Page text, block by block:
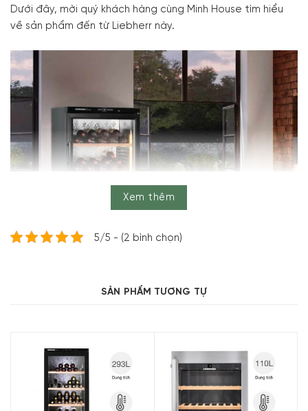
Dưới đây, mời quý khách hàng cùng Minh House tìm hiểu
về sản phẩm đến từ Liebherr này.
Thông số kỹ thuật và tổng quan tủ bảo
quản rượu vang Liebherr WKb 4112
Barrique 168 chai độc lập
Xem thêm
5/5 - (2 bình chọn)
SẢN PHẨM TƯƠNG TỰ